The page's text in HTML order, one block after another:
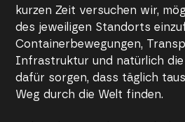
kurzen Zeit versuchen wir,
des jeweiligen Standorts
Containerbewegungen,
Infrastruktur und natürlich die
dafür sorgen, dass täglich
Weg durch die Welt finden.